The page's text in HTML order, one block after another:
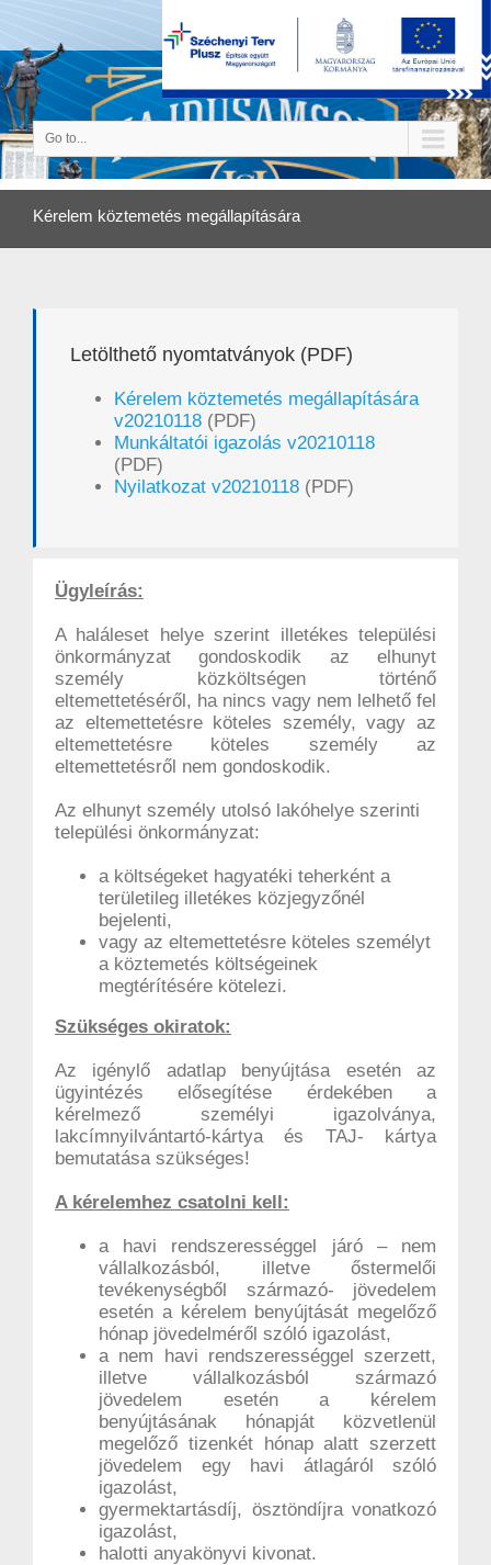
Go to...
Kérelem köztemetés megállapítására
Letölthető nyomtatványok (PDF)
Kérelem köztemetés megállapítására
v20210118 (PDF)
Munkáltatói igazolás v20210118
(PDF)
Nyilatkozat v20210118 (PDF)
Ügyleírás:
A haláleset helye szerint illetékes települési
önkormányzat gondoskodik az elhunyt
személy közköltségen történő
eltemettetéséről, ha nincs vagy nem lelhető fel
az eltemettetésre köteles személy, vagy az
eltemettetésre köteles személy az
eltemettetésről nem gondoskodik.
Az elhunyt személy utolsó lakóhelye szerinti
települési önkormányzat:
a költségeket hagyatéki teherként a
területileg illetékes közjegyzőnél
bejelenti,
vagy az eltemettetésre köteles személyt
a köztemetés költségeinek
megtérítésére kötelezi.
Szükséges okiratok:
Az igénylő adatlap benyújtása esetén az
ügyintézés elősegítése érdekében a
kérelmező személyi igazolványa,
lakcímnyilvántartó-kártya és TAJ- kártya
bemutatása szükséges!
A kérelemhez csatolni kell:
a havi rendszerességgel járó – nem
vállalkozásból, illetve őstermelői
tevékenységből származó- jövedelem
esetén a kérelem benyújtását megelőző
hónap jövedelméről szóló igazolást,
a nem havi rendszerességgel szerzett,
illetve vállalkozásból származó
jövedelem esetén a kérelem
benyújtásának hónapját közvetlenül
megelőző tizenkét hónap alatt szerzett
jövedelem egy havi átlagáról szóló
igazolást,
gyermektartásdíj, ösztöndíjra vonatkozó
igazolást,
halotti anyakönyvi kivonat.